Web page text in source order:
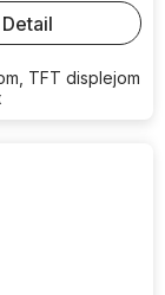
Detail
TFT displejom